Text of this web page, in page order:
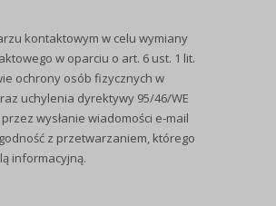
kontaktowym w celu wymiany
w oparciu o art. 6 ust. 1 lit.
ochrony osób fizycznych w
uchylenia dyrektywy 95/46/WE
wysłanie wiadomości e-mail
którego
informacyjną.